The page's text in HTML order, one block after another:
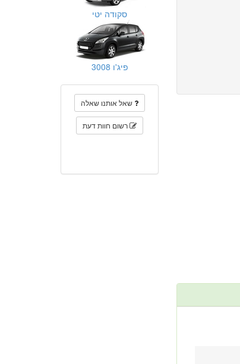
סקודה יטי
פיג'ו 3008
שאל אותנו שאלה
רשום חוות דעת